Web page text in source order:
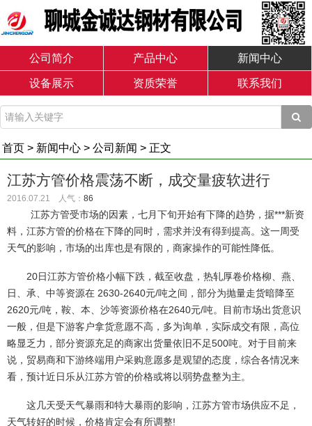
公司简介 产品中心 新闻中心
设备展示 资质荣誉 联系我们
首页 > 新闻中心 > 公司新闻 > 正文
江苏方管价格震荡不断，成交量疲软进行
2016.07.21 人气：86
江苏方管受市场的因素，七月下旬开始有下降的趋势，据***新资
料，江苏方管的价格在下降的同时，需求并没有得到提高。这一周受
天气的影响，市场的出库也是有限的，商家操作的可能性降低。
20日江苏方管价格小幅下跌，截至收盘，热轧厚卷价格柳、燕、
日、承、中等资源在 2630-2640元/吨之间，部分为抛量走货暗降至
2620元/吨，鞍、本、沙等资源价格在2640元/吨。目前市场出货意识
一般，但是下游客户拿货意愿不高，多为询单，实际成交有限，高位
略显乏力，部分资源充足的商家出货量依旧不足500吨。对于目前来
说，贸易商和下游终端用户采购意愿多是观望的态度，综合各情况来
看，预计近日乐从江苏方管的价格或将以弱势盘整为主。
这几天受天气暴雨和特大暴雨的影响，江苏方管市场供应不足，
天气转好的时候，价格肯定会有所调整!